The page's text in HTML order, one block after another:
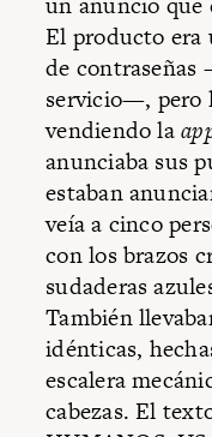
El producto era
de
servicio—, pero
vendiendo la
anunciaba sus
estaban
veía a cinco
con los brazos
sudaderas
También
idénticas,
escalera
cabezas. El